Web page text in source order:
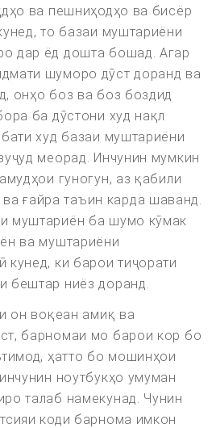
ва пешниҳодҳо ва бисёр
то базаи муштариёни
дар ёд дошта бошад. Агар
шуморо дӯст доранд ва
онҳо боз ва боз боздид
ба дӯстони худ нақл
худ базаи муштариёни
меорад. Инчунин мумкин
гуногун, аз қабили
ғайра таъин карда шаванд.
муштариён ба шумо кӯмак
ва муштариёни
кунед, ки барои тиҷорати
бештар ниёз доранд.
он воқеан амиқ ва
барномаи мо барои кор бо
ҳатто бо мошинҳои
ноутбукҳо умуман
талаб намекунад. Чунин
коди барнома имкон